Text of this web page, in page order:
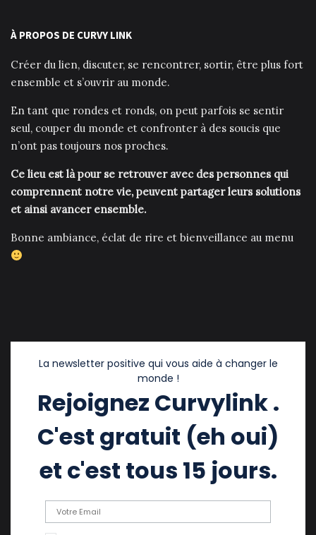
À PROPOS DE CURVY LINK
Créer du lien, discuter, se rencontrer, sortir, être plus fort
ensemble et s’ouvrir au monde.
En tant que rondes et ronds, on peut parfois se sentir
seul, couper du monde et confronter à des soucis que
n’ont pas toujours nos proches.
Ce lieu est là pour se retrouver avec des personnes qui
comprennent notre vie, peuvent partager leurs solutions
et ainsi avancer ensemble.
Bonne ambiance, éclat de rire et bienveillance au menu
La newsletter positive qui vous aide à changer le
monde !
Rejoignez Curvylink .
C'est gratuit (eh oui)
et c'est tous 15 jours.